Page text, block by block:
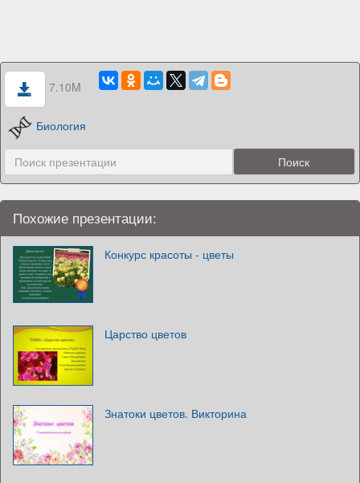
7.10M
Биология
Похожие презентации:
Конкурс красоты - цветы
Царство цветов
Знатоки цветов. Викторина